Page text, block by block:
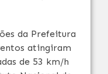
da Prefeitura
atingiram
de 53 km/h